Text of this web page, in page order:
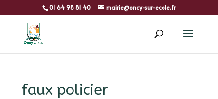
01 64 98 81 40 mairie@oncy-sur-ecole.fr
faux policier